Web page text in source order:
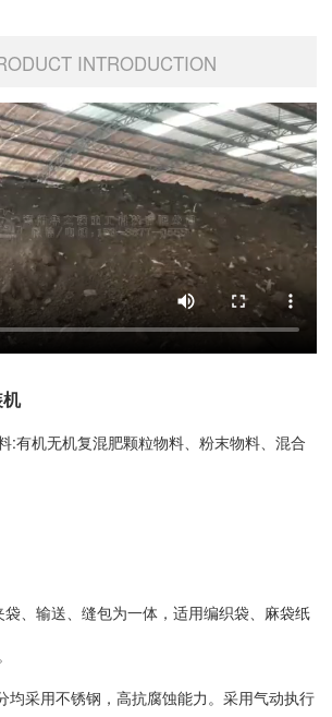
INTRODUCTION
:有机无机复混肥颗粒物料、粉末物料、混合
、输送、缝包为一体，适用编织袋、麻袋纸
均采用不锈钢，高抗腐蚀能力。采用气动执行